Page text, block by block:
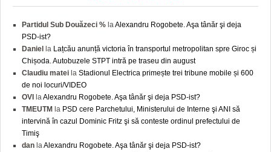
Partidul Sub Douăzeci % la Alexandru Rogobete. Aşa tânăr şi deja
PSD-ist?
Daniel la Lațcău anunță victoria în transportul metropolitan spre Giroc și
Chișoda. Autobuzele STPT intră pe traseu din august
Claudiu matei la Stadionul Electrica primește trei tribune mobile și 600
de noi locuri/VIDEO
OVI la Alexandru Rogobete. Aşa tânăr şi deja PSD-ist?
TMEUTM la PSD cere Parchetului, Ministerului de Interne şi ANI să
intervină în cazul Dominic Fritz şi să conteste ordinul prefectului de
Timiş
dan la Alexandru Rogobete. Aşa tânăr şi deja PSD-ist?